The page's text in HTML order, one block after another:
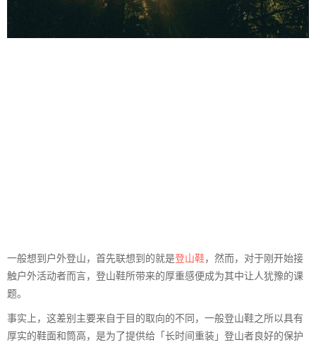
一般想到户外登山，首先联想到的就是登山鞋，然而，对于刚开始接
触户外活动者而言，登山鞋所带来的厚重感便成为其中让人犹豫的课
题。
事实上，这差别主要来自于目的取向的不同，一般登山鞋之所以具有
厚实的鞋面和筒高，是为了提供给「长时间重装」登山者良好的保护